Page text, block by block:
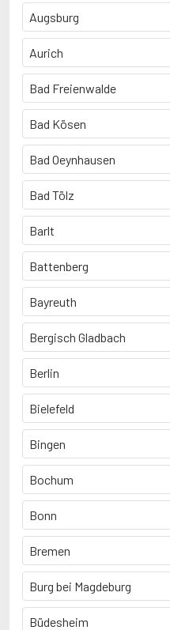
Augsburg
Aurich
Bad Freienwalde
Bad Kösen
Bad Oeynhausen
Bad Tölz
Barlt
Battenberg
Bayreuth
Bergisch Gladbach
Berlin
Bielefeld
Bingen
Bochum
Bonn
Bremen
Burg bei Magdeburg
Büdesheim